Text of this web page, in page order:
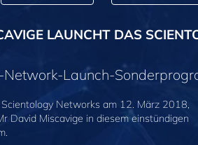
LAUNCHT DAS
Network-Launch-
Networks am 12. März 2018,
David Miscavige in diesem einstündigen